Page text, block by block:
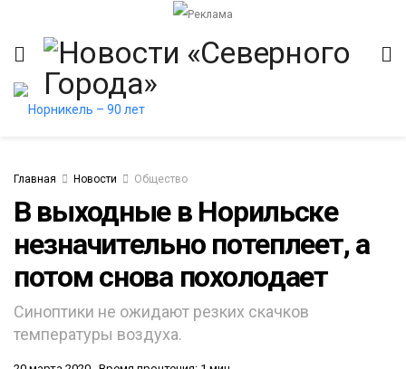
Главная Новости Общество
В выходные в Норильске
незначительно потеплеет, а
потом снова похолодает
Синоптики не ожидают резких скачков
температуры воздуха.